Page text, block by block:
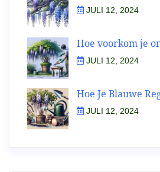
JULI 12, 2024
Hoe voorkom je
JULI 12, 2024
Hoe Je Blauwe
JULI 12, 2024